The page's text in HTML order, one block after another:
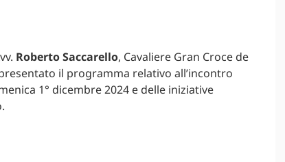
Roberto Saccarello, Cavaliere Gran Croce de
il programma relativo all’incontro
1° dicembre 2024 e delle iniziative